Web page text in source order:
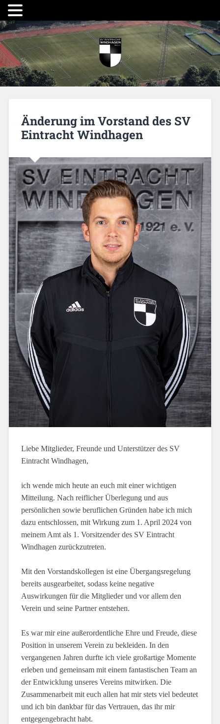
Änderung im Vorstand des SV
Eintracht Windhagen
Liebe Mitglieder, Freunde und Unterstützer des SV
Eintracht Windhagen,
ich wende mich heute an euch mit einer wichtigen
Mitteilung. Nach reiflicher Überlegung und aus
persönlichen sowie beruflichen Gründen habe ich mich
dazu entschlossen, mit Wirkung zum 1. April 2024 von
meinem Amt als 1. Vorsitzender des SV Eintracht
Windhagen zurückzutreten.
Mit den Vorstandskollegen ist eine Übergangsregelung
bereits ausgearbeitet, sodass keine negative
Auswirkungen für die Mitglieder und vor allem den
Verein und seine Partner entstehen.
Es war mir eine außerordentliche Ehre und Freude, diese
Position in unserem Verein zu bekleiden. In den
vergangenen Jahren durfte ich viele großartige Momente
erleben und gemeinsam mit einem fantastischen Team an
der Entwicklung unseres Vereins mitwirken. Die
Zusammenarbeit mit euch allen hat mir stets viel bedeutet
und ich bin dankbar für das Vertrauen, das ihr mir
entgegengebracht habt.